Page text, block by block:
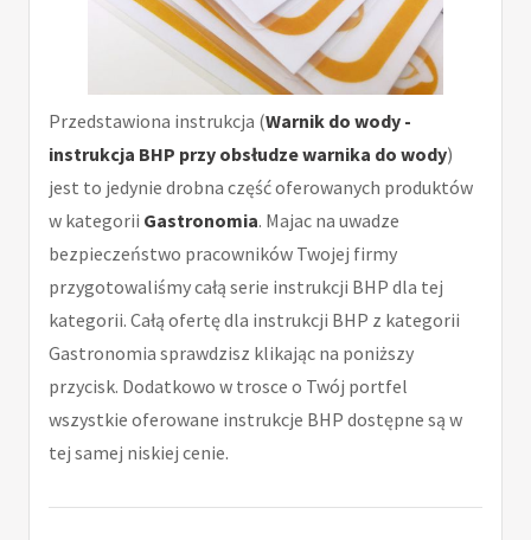
Przedstawiona instrukcja (Warnik do wody -
instrukcja BHP przy obsłudze warnika do wody)
jest to jedynie drobna część oferowanych produktów
w kategorii Gastronomia. Majac na uwadze
bezpieczeństwo pracowników Twojej firmy
przygotowaliśmy całą serie instrukcji BHP dla tej
kategorii. Całą ofertę dla instrukcji BHP z kategorii
Gastronomia sprawdzisz klikając na poniższy
przycisk. Dodatkowo w trosce o Twój portfel
wszystkie oferowane instrukcje BHP dostępne są w
tej samej niskiej cenie.